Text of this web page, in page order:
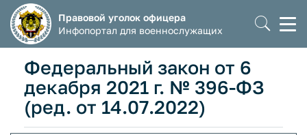
Правовой уголок офицера
Инфопортал для военнослужащих
Федеральный закон от 6
декабря 2021 г. № 396-ФЗ
(ред. от 14.07.2022)